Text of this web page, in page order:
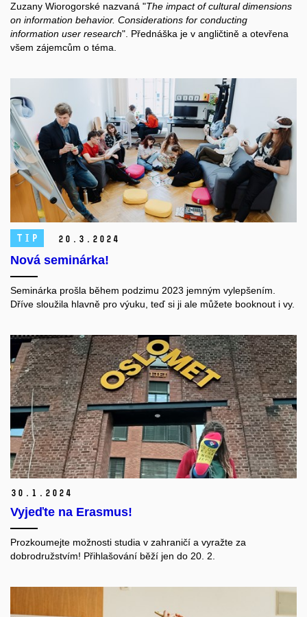
Zuzany Wiorogorské nazvaná "The impact of cultural dimensions
on information behavior. Considerations for conducting
information user research". Přednáška je v angličtině a otevřena
všem zájemcům o téma.
TIP 20. 3. 2024
Nová seminárka!
Seminárka prošla během podzimu 2023 jemným vylepšením.
Dříve sloužila hlavně pro výuku, teď si ji ale můžete booknout i vy.
30. 1. 2024
Vyjeďte na Erasmus!
Prozkoumejte možnosti studia v zahraničí a vyražte za
dobrodružstvím! Přihlašování běží jen do 20. 2.